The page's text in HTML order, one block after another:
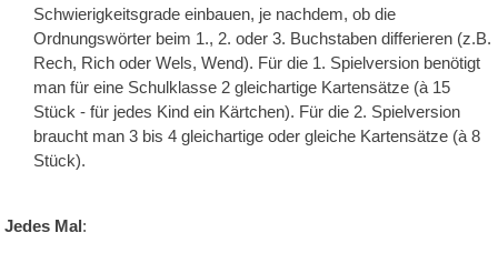
Schwierigkeitsgrade einbauen, je nachdem, ob die
Ordnungswörter beim 1., 2. oder 3. Buchstaben differieren (z.B.
Rech, Rich oder Wels, Wend). Für die 1. Spielversion benötigt
man für eine Schulklasse 2 gleichartige Kartensätze (à 15
Stück - für jedes Kind ein Kärtchen). Für die 2. Spielversion
braucht man 3 bis 4 gleichartige oder gleiche Kartensätze (à 8
Stück).
Jedes Mal: